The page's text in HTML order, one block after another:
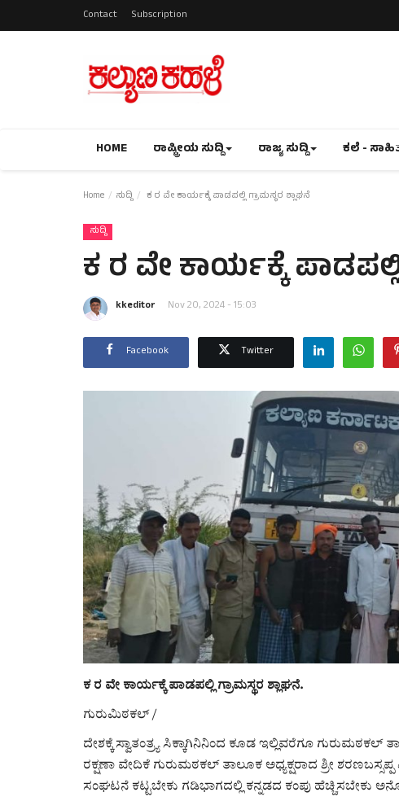
Contact Subscription
HOME ರಾಷ್ಟ್ರೀಯ ಸುದ್ದಿ ರಾಜ್ಯ ಸುದ್ದಿ ಕಲೆ -
Home ಸುದ್ದಿ ಕ ರ ವೇ ಕಾರ್ಯಕ್ಕೆ ಪಾಡಪಲ್ಲಿ ಗ್ರಾಮಸ್ಥರ ಶ್ಲಾಘನೆ
ಸುದ್ದಿ
ಕ ರ ವೇ ಕಾರ್ಯಕ್ಕೆ
kkeditor Nov 20, 2024 - 15:03
Facebook Twitter
ಕ ರ ವೇ ಕಾರ್ಯಕ್ಕೆ ಪಾಡಪಲ್ಲಿ ಗ್ರಾಮಸ್ಥರ ಶ್ಲಾಘನೆ.
ಗುರುಮಿಠಕಲ್ /
ದೇಶಕ್ಕೆ ಸ್ವಾತಂತ್ರ್ಯ ಸಿಕ್ಕಾಗಿನಿನಿಂದ ಕೂಡ ಇಲ್ಲಿವರೆಗೂ ಗುರುಮಠಕಲ್
ರಕ್ಷಣಾ ವೇದಿಕೆ ಗುರುಮಠಕಲ್ ತಾಲೂಕ ಅಧ್ಯಕ್ಷರಾದ ಶ್ರೀ
ಸಂಘಟನೆ ಕಟ್ಟಬೇಕು ಗಡಿಭಾಗದಲ್ಲಿ ಕನ್ನಡದ ಕಂಪು ಹೆಚ್ಚಿಸಬೇಕು